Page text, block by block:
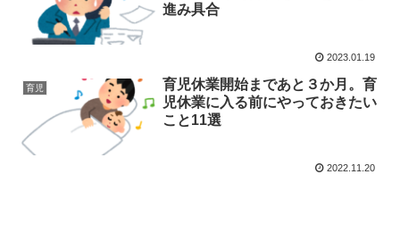
進み具合
2023.01.19
育児
育児休業開始まであと３か月。育
児休業に入る前にやっておきたい
こと11選
2022.11.20